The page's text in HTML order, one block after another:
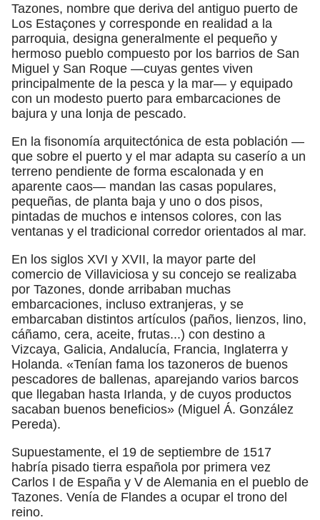
Tazones, nombre que deriva del antiguo puerto de
Los Estaçones y corresponde en realidad a la
parroquia, designa generalmente el pequeño y
hermoso pueblo compuesto por los barrios de San
Miguel y San Roque —cuyas gentes viven
principalmente de la pesca y la mar— y equipado
con un modesto puerto para embarcaciones de
bajura y una lonja de pescado.
En la fisonomía arquitectónica de esta población —
que sobre el puerto y el mar adapta su caserío a un
terreno pendiente de forma escalonada y en
aparente caos— mandan las casas populares,
pequeñas, de planta baja y uno o dos pisos,
pintadas de muchos e intensos colores, con las
ventanas y el tradicional corredor orientados al mar.
En los siglos XVI y XVII, la mayor parte del
comercio de Villaviciosa y su concejo se realizaba
por Tazones, donde arribaban muchas
embarcaciones, incluso extranjeras, y se
embarcaban distintos artículos (paños, lienzos, lino,
cáñamo, cera, aceite, frutas...) con destino a
Vizcaya, Galicia, Andalucía, Francia, Inglaterra y
Holanda. «Tenían fama los tazoneros de buenos
pescadores de ballenas, aparejando varios barcos
que llegaban hasta Irlanda, y de cuyos productos
sacaban buenos beneficios» (Miguel Á. González
Pereda).
Supuestamente, el 19 de septiembre de 1517
habría pisado tierra española por primera vez
Carlos I de España y V de Alemania en el pueblo de
Tazones. Venía de Flandes a ocupar el trono del
reino.